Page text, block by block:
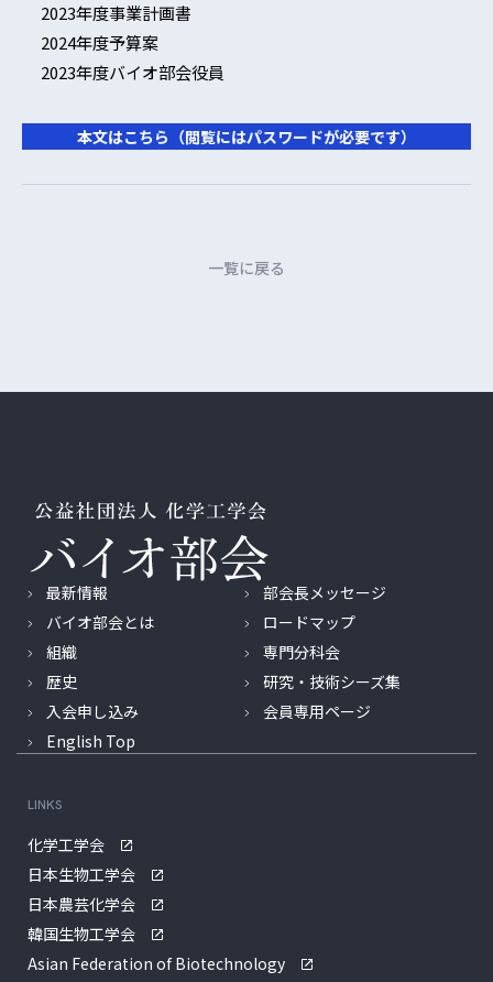
2023年度事業計画書
2024年度予算案
2023年度バイオ部会役員
本文はこちら（閲覧にはパスワードが必要です）
一覧に戻る
最新情報
部会長メッセージ
バイオ部会とは
ロードマップ
組織
専門分科会
歴史
研究・技術シーズ集
入会申し込み
会員専用ページ
English Top
LINKS
化学工学会
日本生物工学会
日本農芸化学会
韓国生物工学会
Asian Federation of Biotechnology